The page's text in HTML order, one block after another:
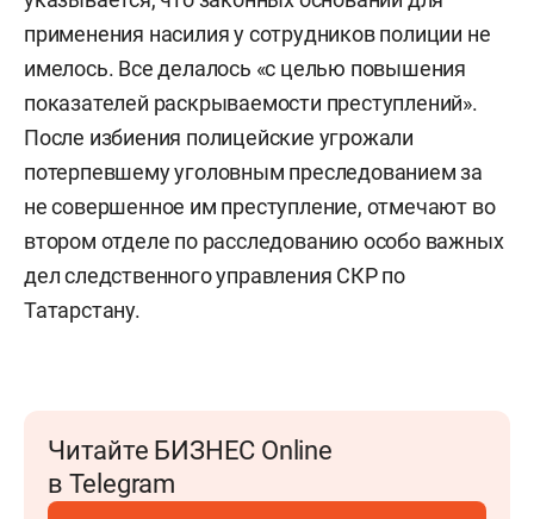
применения насилия у сотрудников полиции не
имелось. Все делалось «с целью повышения
показателей раскрываемости преступлений».
После избиения полицейские угрожали
потерпевшему уголовным преследованием за
не совершенное им преступление, отмечают во
втором отделе по расследованию особо важных
дел следственного управления СКР по
Татарстану.
Читайте БИЗНЕС Online
в Telegram